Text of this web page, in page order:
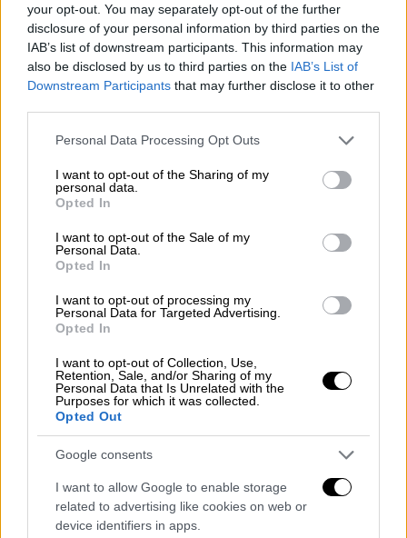
your opt-out. You may separately opt-out of the further
disclosure of your personal information by third parties on the
IAB’s list of downstream participants. This information may
also be disclosed by us to third parties on the IAB’s List of
Downstream Participants that may further disclose it to other
Please note that this website/app uses one or more Google
not limited to your visit or usage behaviour. You may click to
grant or deny consent to Google and its third-party tags to
use your data for below specified purposes in below Google
consent section.
Personal Data Processing Opt Outs
I want to opt-out of the Sharing of my
personal data.
Opted In
I want to opt-out of the Sale of my
Personal Data.
Opted In
I want to opt-out of processing my
Personal Data for Targeted Advertising.
Opted In
I want to opt-out of Collection, Use,
Retention, Sale, and/or Sharing of my
Personal Data that Is Unrelated with the
Purposes for which it was collected.
Opted Out
Google consents
I want to allow Google to enable storage
related to advertising like cookies on web or
device identifiers in apps.
Κόσμος|03.06.2020 18:41
Ανακαλύφθηκε η αρχαιότερη
κατασκευή των Μάγια: Χρονολογείται
το 1000 - 800 π.Χ.
Τα ευρήματα κάνουν τους αρχαιολόγους να
πιστεύουν ότι ο πολιτισμός τους
έως σήμερα
Κόσμος| 22.05.2019 17:55
Επιστήμονες παρασκεύασαν μπύρα με